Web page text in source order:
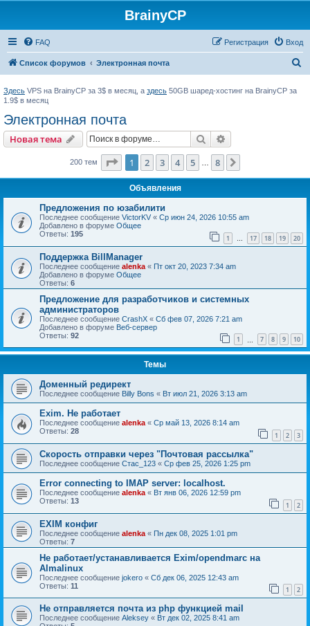
BrainyCP
FAQ Вход
Регистрация
Список форумов Электронная почта
Здесь VPS на BrainyCP за 3$ в месяц, а здесь 50GB шаред-хостинг на BrainyCP за
1.9$ в месяц
Электронная почта
Новая тема Поиск
200 тем Страница из
1 2 3 4 5 8
Объявления
Предложения по юзабилити
Последнее сообщение VictorKV « Ср июн 24, 2026 10:55 am
Добавлено в форуме Общее
Ответы: 195 1 … 17 18 19 20
Поддержка BillManager
Последнее сообщение alenka « Пт окт 20, 2023 7:34 am
Добавлено в форуме Общее
Ответы: 6
Предложение для разработчиков и системных
администраторов
Последнее сообщение CrashX « Сб фев 07, 2026 7:21 am
Добавлено в форуме Веб-сервер
Ответы: 92 1 7 8 9 10
Темы
Доменный редирект
Последнее сообщение Billy Bons « Вт июл 21, 2026 3:13 am
Exim. Не работает
Последнее сообщение alenka « Ср май 13, 2026 8:14 am
Ответы: 28 1 2 3
Скорость отправки через "Почтовая рассылка"
Последнее сообщение Стас_123 « Ср фев 25, 2026 1:25 pm
Error connecting to IMAP server: localhost.
Последнее сообщение alenka « Вт янв 06, 2026 12:59 pm
Ответы: 13 1 2
EXIM конфиг
Последнее сообщение alenka « Пн дек 08, 2025 1:01 pm
Ответы: 7
Не работает/устанавливается Exim/opendmarc на
Almalinux
Последнее сообщение jokero « Сб дек 06, 2025 12:43 am
Ответы: 11 1 2
Не отправляется почта из php функцией mail
Последнее сообщение Aleksey « Вт дек 02, 2025 8:41 am